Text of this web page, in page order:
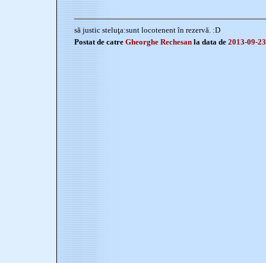
să justic steluţa:sunt locotenent în rezervă. :D
Postat de catre Gheorghe Rechesan la data de 2013-09-